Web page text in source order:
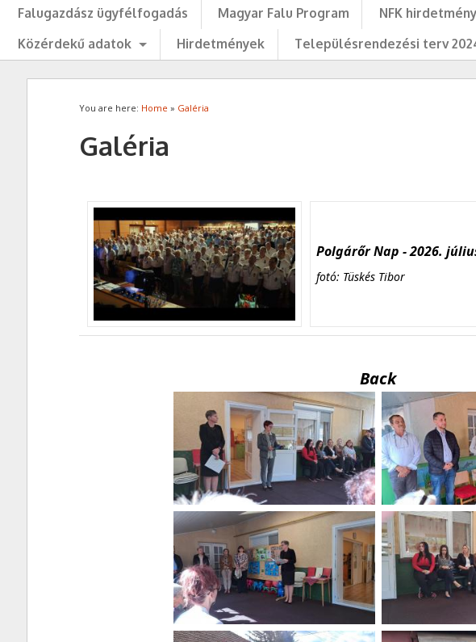
Falugazdász ügyfélfogadás
Magyar Falu Program NFK
Közérdekű adatok
Hirdetmények Településrendezési terv
You are here: Home » Galéria
Galéria
Polgárőr Nap - 2026.
fotó: Tüskés Tibor
Back